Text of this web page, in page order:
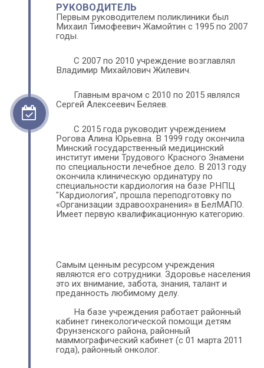
РУКОВОДИТЕЛЬ
Первым руководителем по­ли­кли­ники был
Михаил Тимофеевич Жамойтин с 1995 по 2007
годы.
С 2007 по 2010 учреждение возглавлял
Владимир Михайлович Жилевич.
Главным врачом с 2010 по 2015 являлся
Сергей Алексеевич Беляев.
С 2015 года руководит учреждением
Рогова Алина Юрьевна. В 1999 году окончила
Минский государственный медицинский
институт имени Трудового Красного Знамени
по спе­ци­аль­нос­ти ле­чеб­ное дело. В 2013 году
окончила кли­ни­ческую ординатуру по
специальности кардиология на базе РНПЦ
"Кар­дио­ло­гия", про­шла пере­под­готовку по
«Орга­низации здраво­охранения» в БелМАПО.
Имеет первую ква­ли­фи­ка­цион­ную ка­те­го­рию.
Самым ценным ресурсом учреждения
являются его сотрудники. Здоровье населения
это их внимание, забота, знания, талант и
преданность любимому делу.
На базе учреждения работает районный
кабинет гинекологической помощи детям
Фрунзенского района, районный
маммографический кабинет (с 01 марта 2011
года), районный онколог.